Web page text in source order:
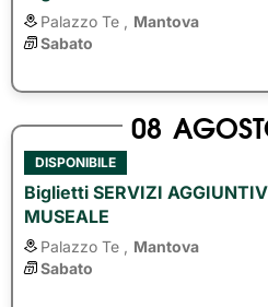
Palazzo Te ,
Mantova
Sabato
08
DISPONIBILE
Biglietti SERVIZI
MUSEALE
Palazzo Te ,
Mantova
Sabato